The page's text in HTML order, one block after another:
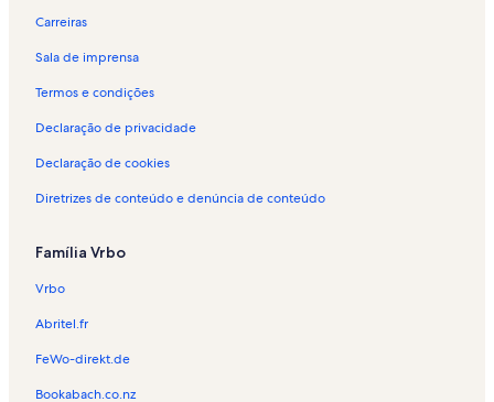
Carreiras
Sala de imprensa
Termos e condições
Declaração de privacidade
Declaração de cookies
Diretrizes de conteúdo e denúncia de conteúdo
Família Vrbo
Vrbo
Abritel.fr
FeWo-direkt.de
Bookabach.co.nz